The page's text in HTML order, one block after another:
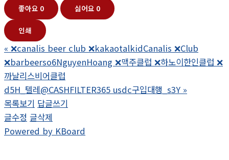
좋아요 0 싫어요 0
인쇄
« ❌canalis beer club ❌kakaotalkidCanalis ❌Club
❌barbeerso6NguyenHoang ❌맥주클럽 ❌하노이한인클럽 ❌
까날리스비어클럽
d5H_텔레@CASHFILTER365 usdc구입대행_s3Y »
목록보기 답글쓰기
글수정 글삭제
Powered by KBoard